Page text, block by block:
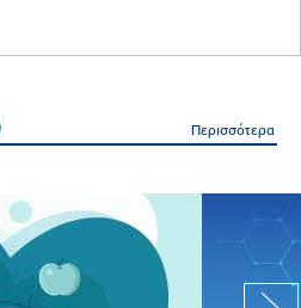
Περισσότερα